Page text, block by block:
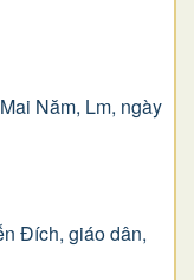
Năm, Lm, ngày
Ðích, giáo dân,